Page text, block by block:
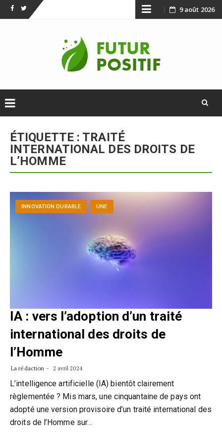
FacebookTwitter Skip
content
9 août 2026
content
ÉTIQUETTE : TRAITÉ
INTERNATIONAL DES DROITS DE
L’HOMME
INNOVATION DURABLE UNE
IA : vers l’adoption d’un traité
international des droits de
l’Homme
La rédaction 2 avril 2024
L’intelligence artificielle (IA) bientôt clairement
règlementée ? Mis mars, une cinquantaine de pays ont
adopté une version provisoire d’un traité international des
droits de l’Homme sur…